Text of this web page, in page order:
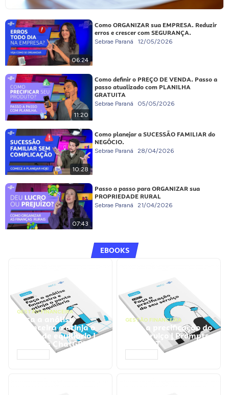
06:24
Como ORGANIZAR sua EMPRESA. Reduzir
erros e crescer com SEGURANÇA.
Sebrae Paraná 12/05/2026
11:20
Como definir o PREÇO DE VENDA. Passo a
passo atualizado com PLANILHA
GRATUITA
Sebrae Paraná 05/05/2026
10:28
Como planejar a SUCESSÃO FAMILIAR do
NEGÓCIO.
Sebrae Paraná 28/04/2026
07:43
Passo a passo para ORGANIZAR sua
PROPRIEDADE RURAL
Sebrae Paraná 21/04/2026
EBOOKS
GESTÃO FINANCEIRA
Faça a análise
financeira e atinja o
ponto de equilíbrio |
Prompts ChatGPT
GESTÃO FINANCEIRA
Faça a precificação do
seu serviço | Prompts
ChatGPT